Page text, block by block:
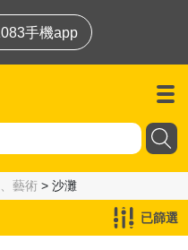
手機app
藝術 > 沙灘
已篩選